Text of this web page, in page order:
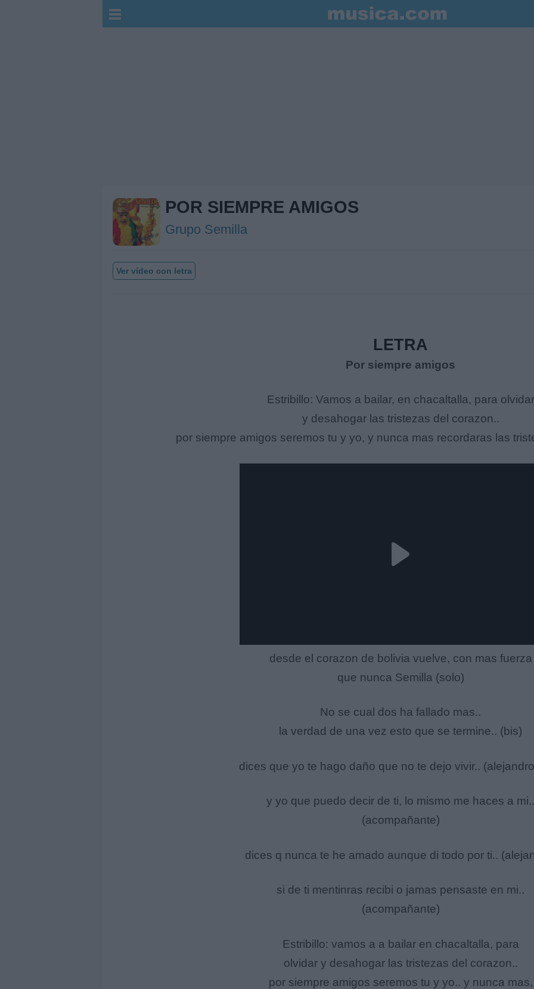
POR SIEMPRE AMIGOS
Grupo Semilla
Ver vídeo con letra
LETRA
Por siempre amigos
Estribillo: Vamos a bailar, en chacaltalla, para olvidar
y desahogar las tristezas del corazon..
por siempre amigos seremos tu y yo, y nunca mas recordaras las
desde el corazon de bolivia vuelve, con mas fuerza
que nunca Semilla (solo)
No se cual dos ha fallado mas..
la verdad de una vez esto que se termine.. (bis)
dices que yo te hago daño que no te dejo vivir..
y yo que puedo decir de ti, lo mismo me haces a mi..
(acompañante)
dices q nunca te he amado aunque di todo por ti..
si de ti mentinras recibi o jamas pensaste en mi..
(acompañante)
Estribillo: vamos a a bailar en chacaltalla, para
olvidar y desahogar las tristezas del corazon..
por siempre amigos seremos tu y yo.. y nunca mas,